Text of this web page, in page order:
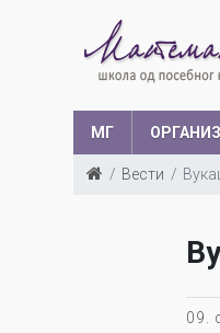
МГ
Вести
09.